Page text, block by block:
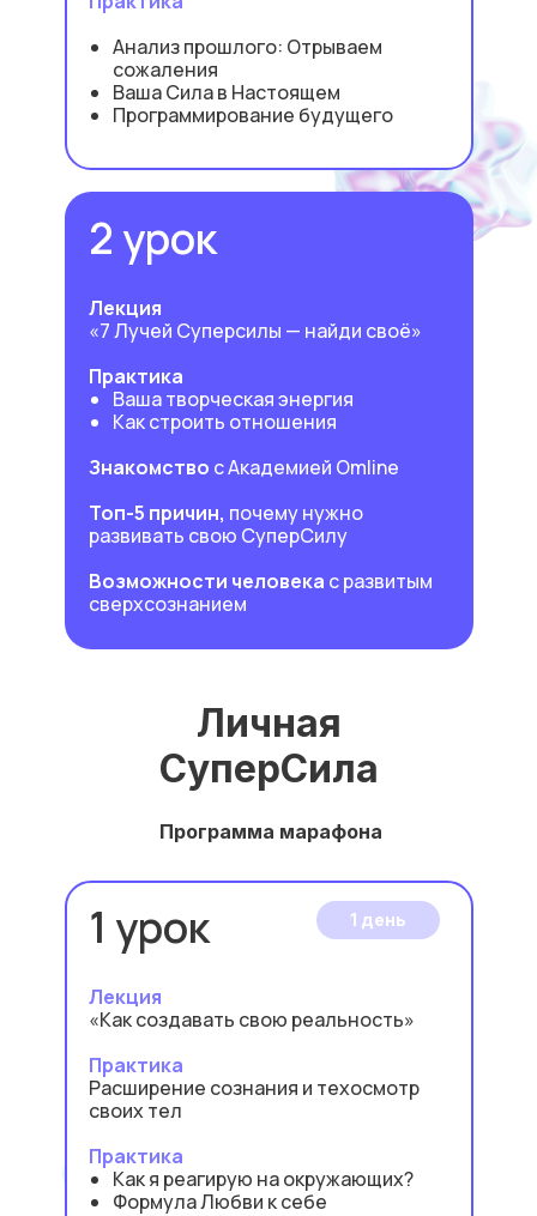
2 урок
Анализ прошлого: Отрываем
сожаления
Ваша Сила в Настоящем
Программирование будущего
Лекция
«7 Лучей Суперсилы — найди своё»
Практика
Ваша творческая энергия
Как строить отношения
Знакомство с Академией Omline
Топ-5 причин, почему нужно
развивать свою СуперСилу
Возможности человека с развитым
сверхсознанием
Личная
СуперСила
Программа марафона
1 урок
Лекция
«Как создавать свою реальность»
Практика
Расширение сознания и техосмотр
своих тел
Практика
Как я реагирую на окружающих?
Формула Любви к себе
1 день